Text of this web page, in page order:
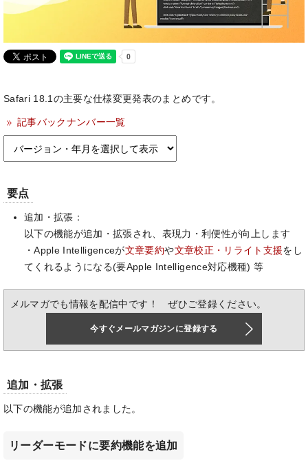
Safari 18.1の主要な仕様変更発表のまとめです。
記事バックナンバー一覧
要点
追加・拡張：
以下の機能が追加・拡張され、表現力・利便性が向上します
・Apple Intelligenceが文章要約や文章校正・リライト支援をし
てくれるようになる(要Apple Intelligence対応機種) 等
メルマガでも情報を配信中です！ ぜひご登録ください。
今すぐメールマガジンに登録する
追加・拡張
以下の機能が追加されました。
リーダーモードに要約機能を追加